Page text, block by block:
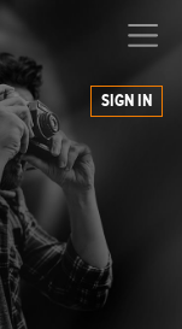
SIGN IN